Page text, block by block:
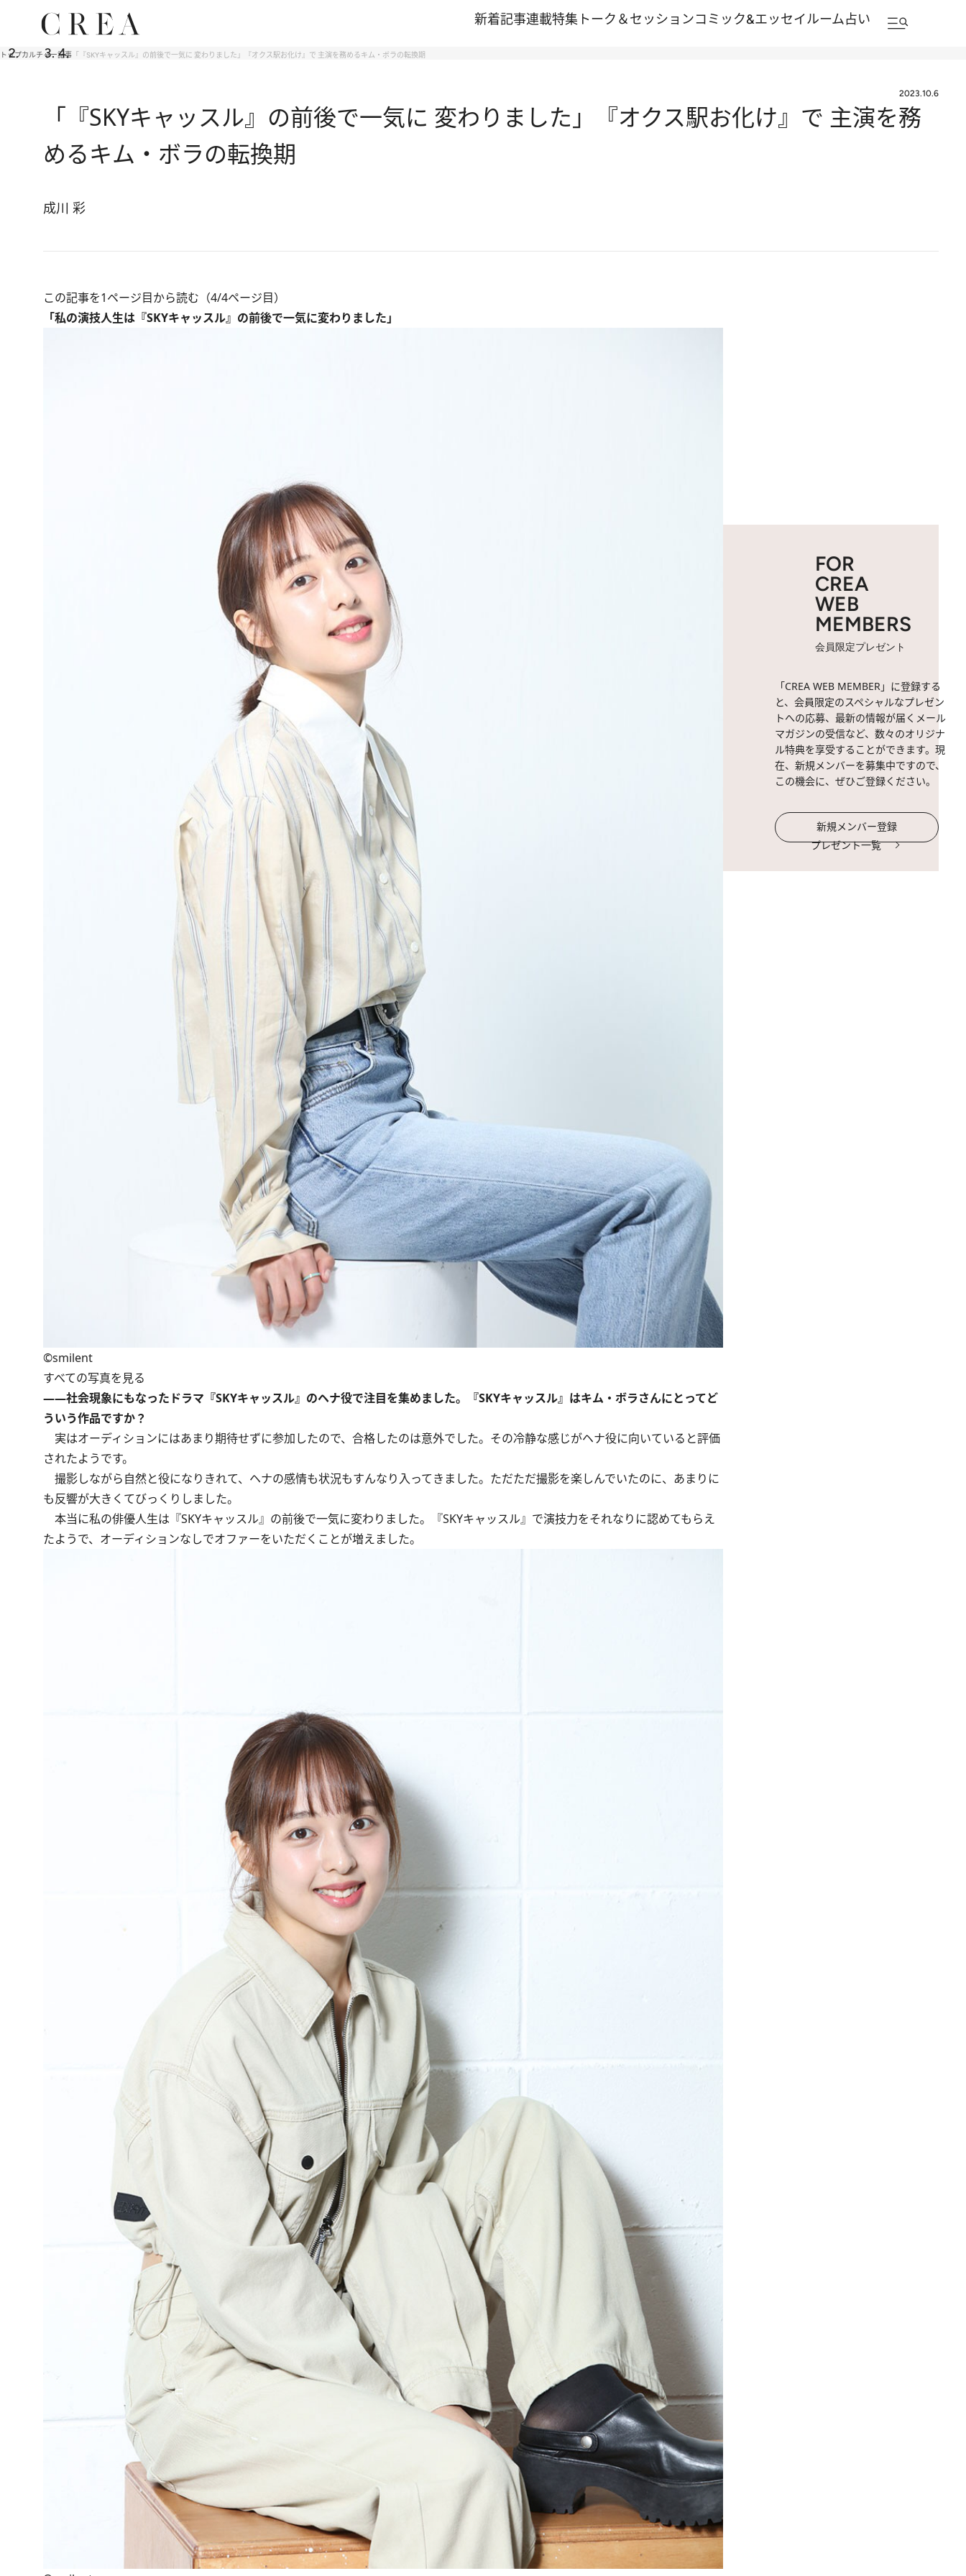
新着記事連載特集 トーク＆セッションコミック&エッセイルーム占い
トップカルチャー記事 「『SKYキャッスル』の前後で一気に 変わりました」『オクス駅お化け』で 主演を務めるキム・ボラの転換期
2023.10.6
「『SKYキャッスル』の前後で一気に 変わりました」『オクス駅お化け』で 主演を務
めるキム・ボラの転換期
成川 彩
この記事を1ページ目から読む（4/4ページ目）
「私の演技人生は『SKYキャッスル』の前後で一気に変わりました」
©smilent
すべての写真を見る
――社会現象にもなったドラマ『SKYキャッスル』のヘナ役で注目を集めました。『SKYキャッスル』はキム・ボラさんにとってど
ういう作品ですか？
実はオーディションにはあまり期待せずに参加したので、合格したのは意外でした。その冷静な感じがヘナ役に向いていると評価
されたようです。
撮影しながら自然と役になりきれて、ヘナの感情も状況もすんなり入ってきました。ただただ撮影を楽しんでいたのに、あまりに
も反響が大きくてびっくりしました。
本当に私の俳優人生は『SKYキャッスル』の前後で一気に変わりました。『SKYキャッスル』で演技力をそれなりに認めてもらえ
たようで、オーディションなしでオファーをいただくことが増えました。
FOR
CREA
WEB
MEMBERS
会員限定プレゼント
「CREA WEB MEMBER」に登録する
と、会員限定のスペシャルなプレゼン
トへの応募、最新の情報が届くメール
マガジンの受信など、数々のオリジナ
ル特典を享受することができます。現
在、新規メンバーを募集中ですので、
この機会に、ぜひご登録ください。
新規メンバー登録
プレゼント一覧